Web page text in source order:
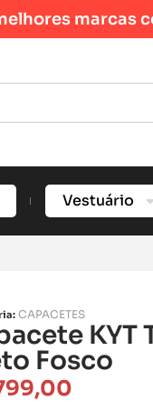
marcas
Vestuário
CAPACETES
KYT
Fosco